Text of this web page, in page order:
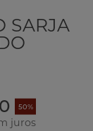
SARJA
50%